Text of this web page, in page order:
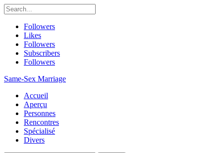
Followers
Likes
Followers
Subscribers
Followers
Same-Sex Marriage
Accueil
Aperçu
Personnes
Rencontres
Spécialisé
Divers